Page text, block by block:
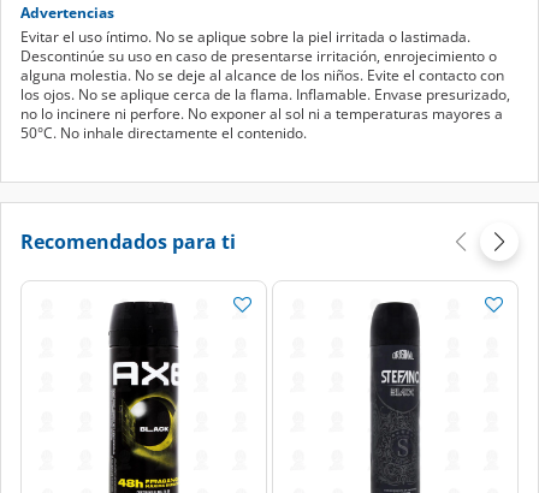
Advertencias
Evitar el uso íntimo. No se aplique sobre la piel irritada o lastimada.
Descontinúe su uso en caso de presentarse irritación, enrojecimiento o
alguna molestia. No se deje al alcance de los niños. Evite el contacto con
los ojos. No se aplique cerca de la flama. Inflamable. Envase presurizado,
no lo incinere ni perfore. No exponer al sol ni a temperaturas mayores a
50°C. No inhale directamente el contenido.
Recomendados para ti